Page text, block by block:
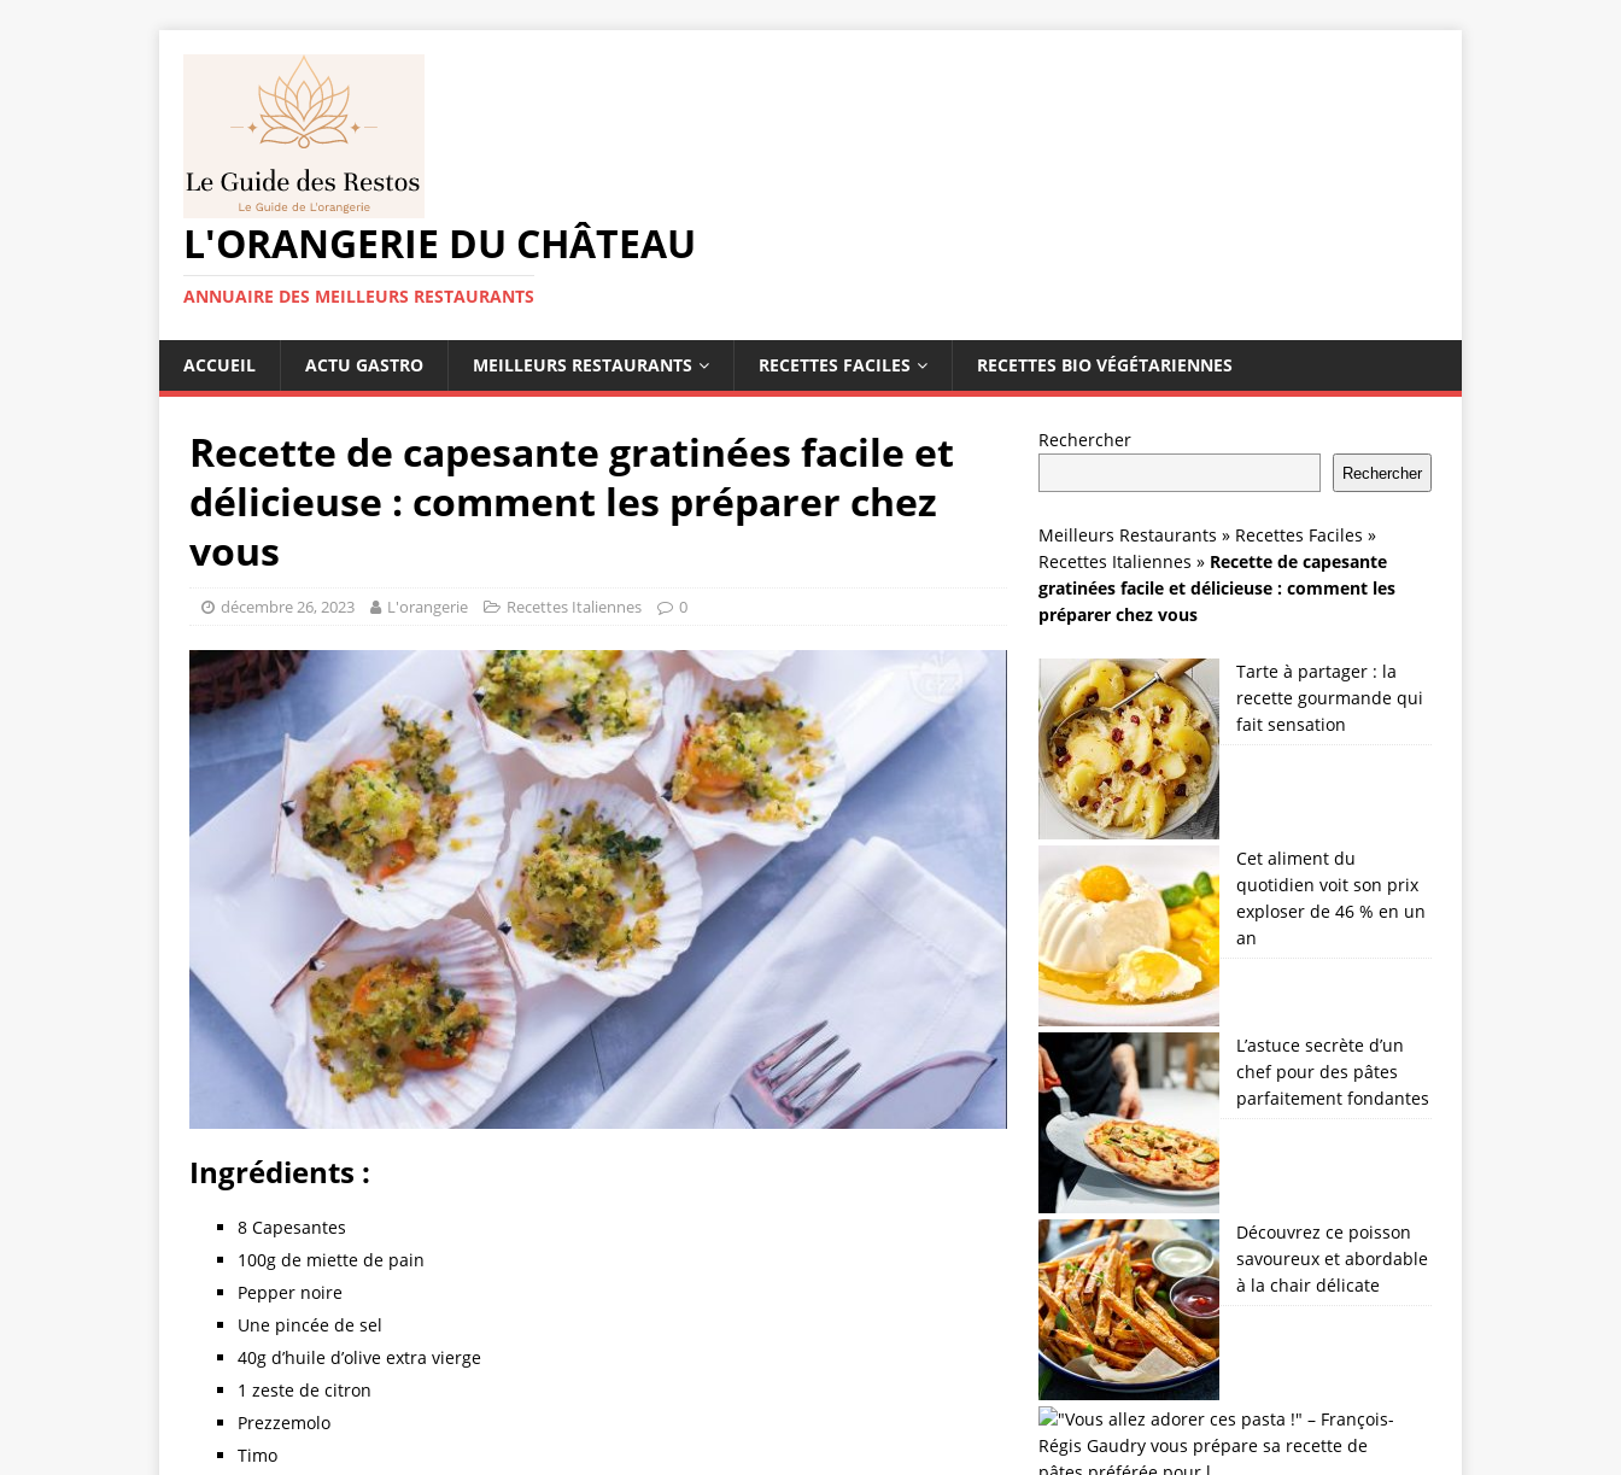
L'ORANGERIE DU CHÂTEAU
ANNUAIRE DES MEILLEURS RESTAURANTS
ACCUEIL ACTU GASTRO MEILLEURS RESTAURANTS RECETTES FACILES RECETTES BIO VÉGÉTARIENNES
Recette de capesante gratinées facile et
délicieuse : comment les préparer chez
vous
décembre 26, 2023 L'orangerie Recettes Italiennes 0
Ingrédients :
8 Capesantes
100g de miette de pain
Pepper noire
Une pincée de sel
40g d’huile d’olive extra vierge
1 zeste de citron
Prezzemolo
Timo
Rechercher
Rechercher
Meilleurs Restaurants » Recettes Faciles »
Recettes Italiennes » Recette de capesante
gratinées facile et délicieuse : comment les
préparer chez vous
Tarte à partager : la
recette gourmande qui
fait sensation
Cet aliment du
quotidien voit son prix
exploser de 46 % en un
an
L’astuce secrète d’un
chef pour des pâtes
parfaitement fondantes
Découvrez ce poisson
savoureux et abordable
à la chair délicate